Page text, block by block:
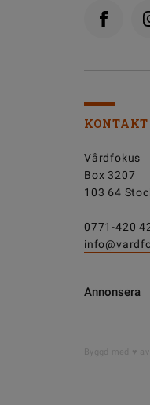
KONTAKT
Vårdfokus
Box 3207
103 64
0771-420
Annonsera
Byggd med